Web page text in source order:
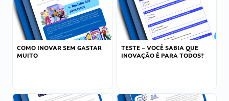
COMO INOVAR SEM GASTAR
MUITO
TESTE – VOCÊ SABIA QUE
INOVAÇÃO É PARA TODOS?